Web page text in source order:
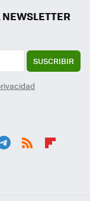
SUSCRIBIR